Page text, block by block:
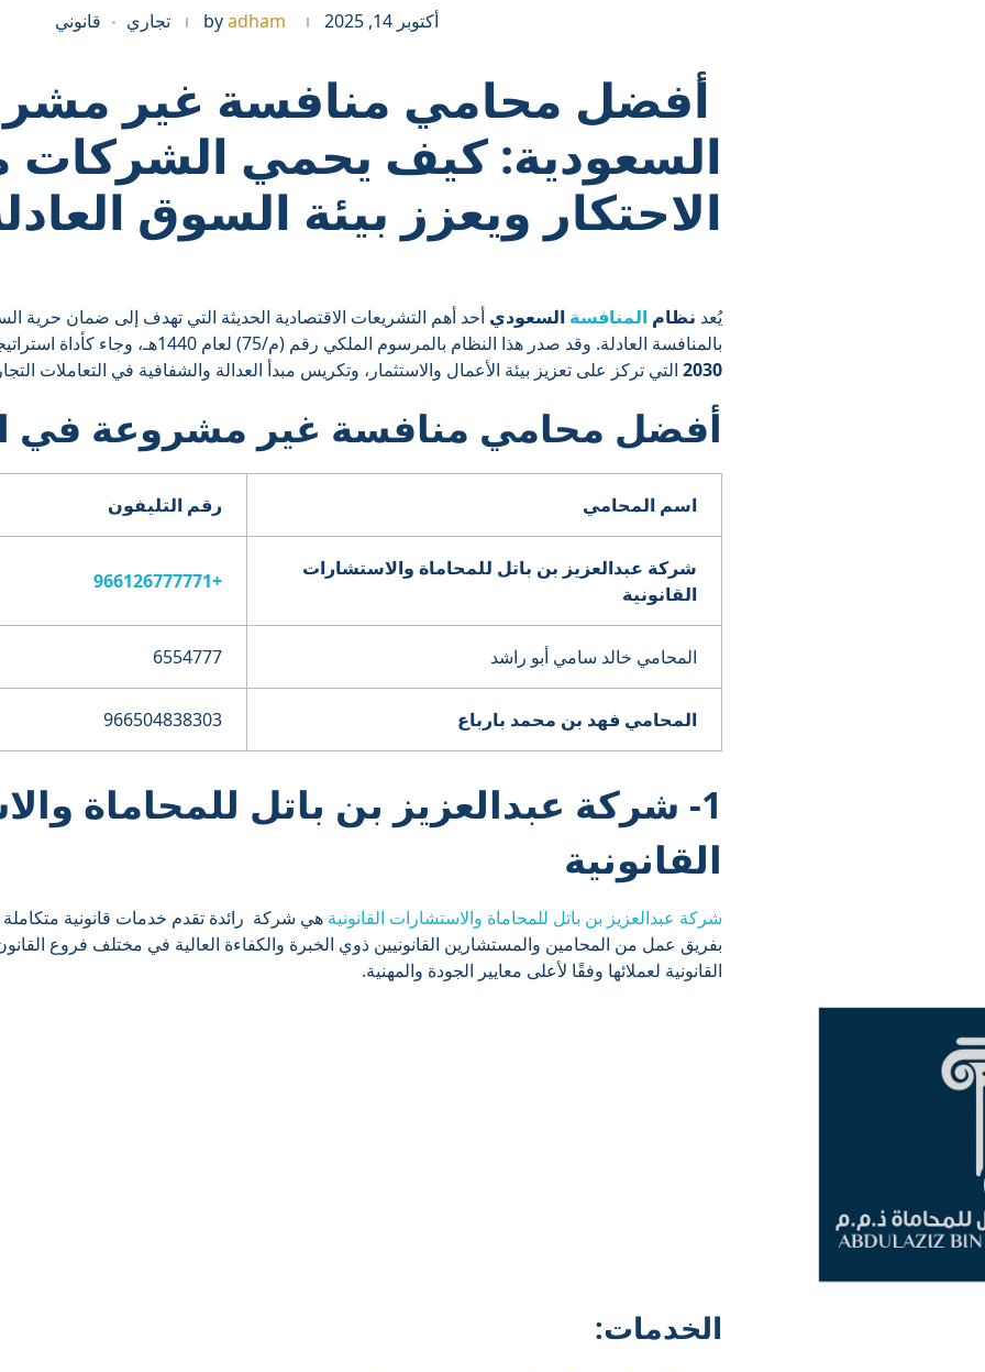
أكتوبر 14, 2025 by adham تجاري قانوني
أفضل محامي منافسة غير
السعودية: كيف يحمي
الاحتكار ويعزز بيئة السوق
يُعد نظام المنافسة السعودي أحد أهم التشريعات الاقتصادية الحديثة التي تهدف إلى ضمان
بالمنافسة العادلة. وقد صدر هذا النظام بالمرسوم الملكي رقم (م/75) لعام 1440هـ، وجاء كأداة استراتيجية لتحقيق
2030التي تركز على تعزيز بيئة الأعمال والاستثمار، وتكريس مبدأ العدالة والشفافية في التعاملات
أفضل محامي منافسة غير مشروعة في
اسم المحامي رقم التليفون
شركة عبدالعزيز بن باتل للمحاماة والاستشارات
القانونية
+966126777771
المحامي خالد سامي أبو راشد 6554777
المحامي فهد بن محمد بارباع 966504838303
1- شركة عبدالعزيز بن باتل للمحاماة
القانونية
شركة عبدالعزيز بن باتل للمحاماة والاستشارات القانونية هي شركة رائدة تقدم خدمات قانونية متكاملة
بفريق عمل من المحامين والمستشارين القانونيين ذوي الخبرة والكفاءة العالية في مختلف فروع
القانونية لعملائها وفقًا لأعلى معايير الجودة والمهنية.
الخدمات: